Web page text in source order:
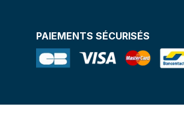
PAIEMENTS SÉCURISÉS